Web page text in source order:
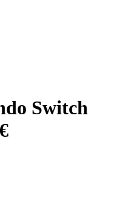
Switch